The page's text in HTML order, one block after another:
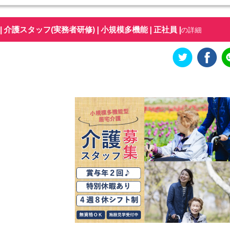
介護スタッフ(実務者研修) | 小規模多機能 | 正社員 | の詳細